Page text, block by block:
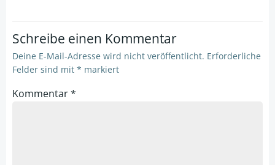
Schreibe einen Kommentar
Deine E-Mail-Adresse wird nicht veröffentlicht. Erforderliche
Felder sind mit * markiert
Kommentar*